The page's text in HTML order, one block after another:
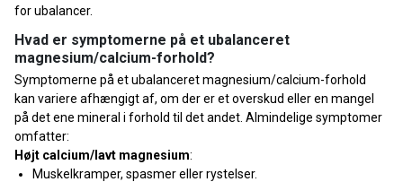
for ubalancer.
Hvad er symptomerne på et ubalanceret
magnesium/calcium-forhold?
Symptomerne på et ubalanceret magnesium/calcium-forhold
kan variere afhængigt af, om der er et overskud eller en mangel
på det ene mineral i forhold til det andet. Almindelige symptomer
omfatter:
Højt calcium/lavt magnesium:
Muskelkramper, spasmer eller rystelser.